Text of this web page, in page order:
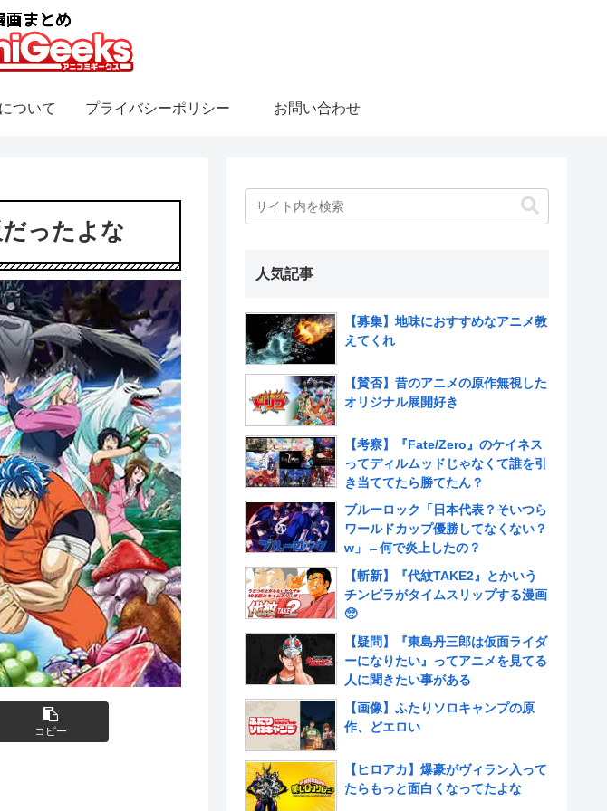
ついて プライバシーポリシー お問い合わせ
ったよな
コピー
人気記事
【募集】地味におすすめなアニメ教
えてくれ
【賛否】昔のアニメの原作無視した
オリジナル展開好き
【考察】『Fate/Zero』のケイネス
ってディルムッドじゃなくて誰を引
き当ててたら勝てたん？
ブルーロック「日本代表？そいつら
ワールドカップ優勝してなくない？
w」←何で炎上したの？
【斬新】『代紋TAKE2』とかいう
チンピラがタイムスリップする漫画
🥺
【疑問】『東島丹三郎は仮面ライダ
ーになりたい』ってアニメを見てる
人に聞きたい事がある
【画像】ふたりソロキャンプの原
作、どエロい
【ヒロアカ】爆豪がヴィラン入って
たらもっと面白くなってたよな